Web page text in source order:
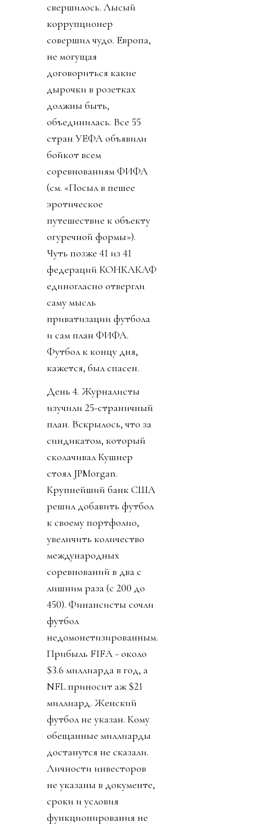
свершилось. Лысый
коррупционер
совершил чудо. Европа,
не могущая
договориться какие
дырочки в розетках
должны быть,
объединилась. Все 55
стран УЕФА объявили
бойкот всем
соревнованиям ФИФА
(см. «Посыл в пешее
эротическое
путешествие к объекту
огуречной формы»).
Чуть позже 41 из 41
федераций КОНКАКАФ
единогласно отвергли
саму мысль
приватизации футбола
и сам план ФИФА.
Футбол к концу дня,
кажется, был спасен.
День 4. Журналисты
изучили 25-страничный
план. Вскрылось, что за
синдикатом, который
сколачивал Кушнер
стоял JPMorgan.
Крупнейший банк США
решил добавить футбол
к своему портфолио,
увеличить количество
международных
соревнований в два с
лишним раза (с 200 до
450). Финансисты сочли
футбол
недомонетизированным.
Прибыль FIFA - около
$3.6 миллиарда в год, а
NFL приносит аж $21
миллиард. Женский
футбол не указан. Кому
обещанные миллиарды
достанутся не сказали.
Личности инвесторов
не указаны в документе,
сроки и условия
функционирования не